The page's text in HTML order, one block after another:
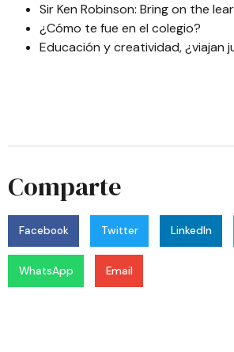
Sir Ken Robinson: Bring on the
¿Cómo te fue en el colegio?
Educación y creatividad, ¿viajan
Comparte
Facebook Twitter LinkedIn
WhatsApp Email